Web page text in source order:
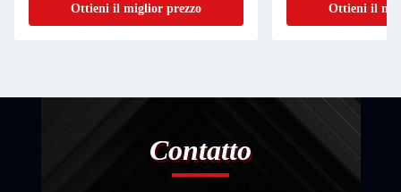
Ottieni il miglior prezzo
Ottieni il
Contatto